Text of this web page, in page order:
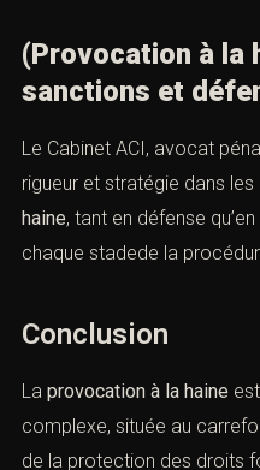
XIII. Rôle du
(Provocation à la
sanctions et
Le Cabinet ACI, avocat
chaque stadede la
Conclusion